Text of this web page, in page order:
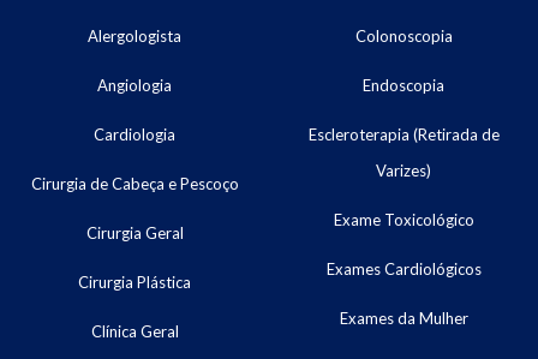
Alergologista
Angiologia
Cardiologia
Cirurgia de Cabeça e Pescoço
Cirurgia Geral
Cirurgia Plástica
Clínica Geral
Colonoscopia
Endoscopia
Escleroterapia (Retirada de
Varizes)
Exame Toxicológico
Exames Cardiológicos
Exames da Mulher